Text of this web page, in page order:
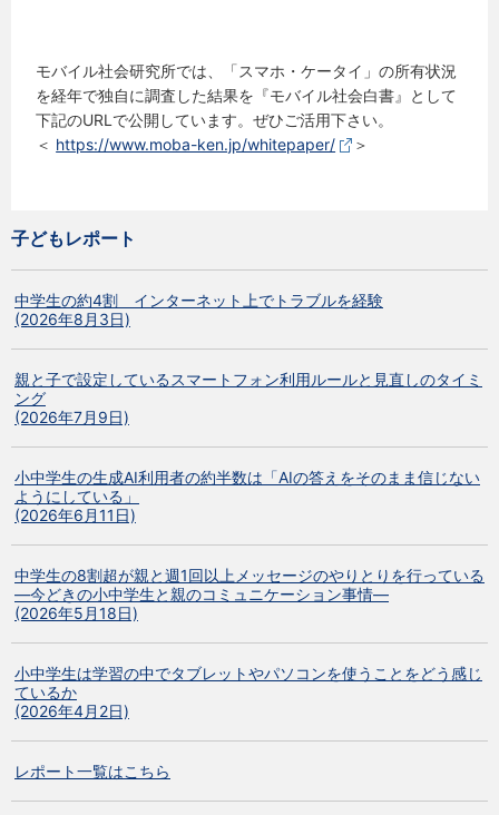
モバイル社会研究所では、「スマホ・ケータイ」の所有状況
を経年で独自に調査した結果を『モバイル社会白書』として
下記のURLで公開しています。ぜひご活用下さい。
＜ https://www.moba-ken.jp/whitepaper/ ＞
子どもレポート
中学生の約4割 インターネット上でトラブルを経験
(2026年8月3日)
親と子で設定しているスマートフォン利用ルールと見直しのタイミ
ング
(2026年7月9日)
小中学生の生成AI利用者の約半数は「AIの答えをそのまま信じない
ようにしている」
(2026年6月11日)
中学生の8割超が親と週1回以上メッセージのやりとりを行っている
―今どきの小中学生と親のコミュニケーション事情―
(2026年5月18日)
小中学生は学習の中でタブレットやパソコンを使うことをどう感じ
ているか
(2026年4月2日)
レポート一覧はこちら